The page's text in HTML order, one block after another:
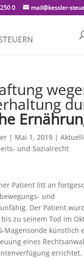
0 mail@kessler-
| Mai 1, 2019|
und Sozialrecht
Patient litt an
und
Der Patient
zu seinem Tod im
Magensonde künstlich
eines
errichtet.